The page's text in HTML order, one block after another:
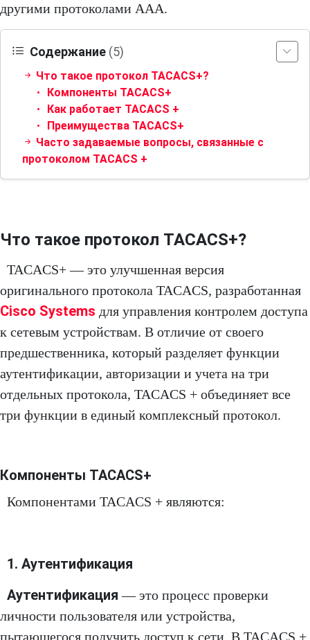
другими протоколами AAA.
Содержание (5)
Что такое протокол TACACS+?
Компоненты TACACS+
Как работает TACACS +
Преимущества TACACS+
Часто задаваемые вопросы, связанные с
протоколом TACACS +
Что такое протокол TACACS+?
TACACS+ — это улучшенная версия
оригинального протокола TACACS, разработанная
Cisco Systems для управления контролем доступа
к сетевым устройствам. В отличие от своего
предшественника, который разделяет функции
аутентификации, авторизации и учета на три
отдельных протокола, TACACS + объединяет все
три функции в единый комплексный протокол.
Компоненты TACACS+
Компонентами TACACS + являются:
1. Аутентификация
Аутентификация — это процесс проверки
личности пользователя или устройства,
пытающегося получить доступ к сети. В TACACS +